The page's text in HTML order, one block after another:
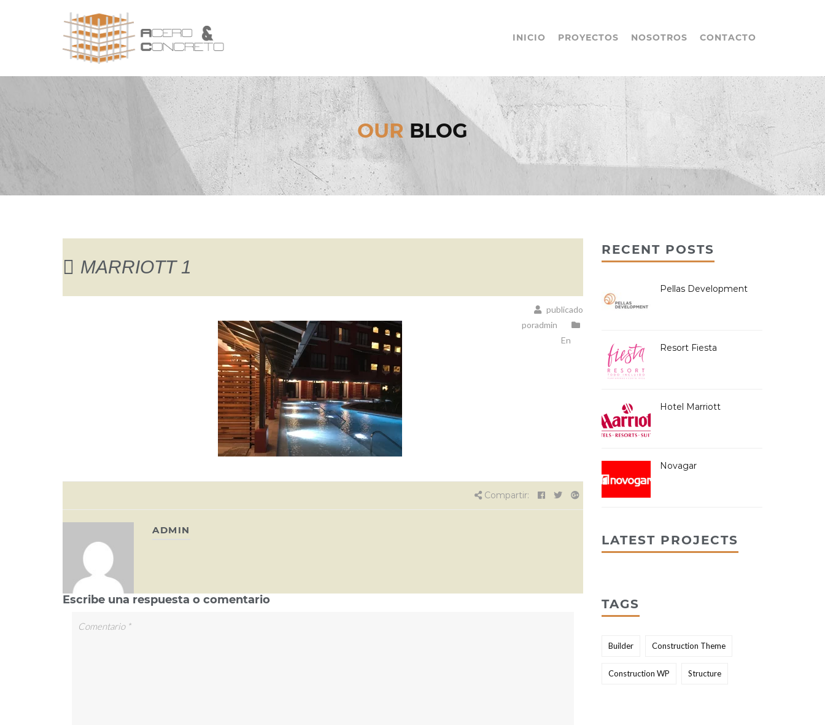
INICIO PROYECTOS NOSOTROS CONTACTO
OUR BLOG
MARRIOTT 1
publicado
poradmin
En
Compartir:
ADMIN
Escribe una respuesta o comentario
RECENT POSTS
Pellas Development
Resort Fiesta
Hotel Marriott
Novagar
LATEST PROJECTS
TAGS
Builder Construction Theme
Construction WP Structure